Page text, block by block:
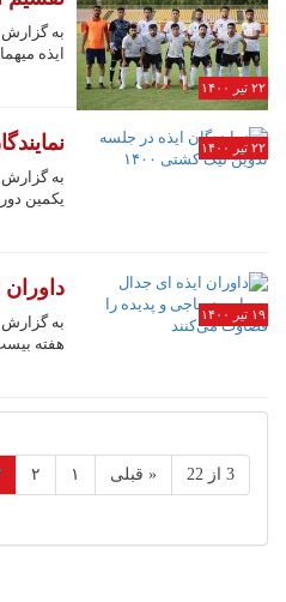
۲۲ تیر ۱۴۰۰
به
ایذه
۲۲ تیر ۱۴۰۰
به گزارش
یکمین
۱۹ تیر ۱۴۰۰
به گزارش
هفته
3 از 22 « قبلی ۱ ۲